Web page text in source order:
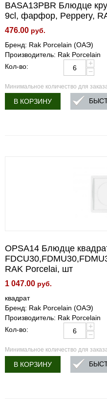
BASA13PBR Блюдце
9cl, фарфор, Peppery,
476.00 руб.
Бренд: Rak Porcelain (ОАЭ)
Производитель: Rak Porcelain
Кол-во:
+
−
Минимальное количество для
В КОРЗИНУ
OPSA14 Блюдце
RAK Porcelai, шт
1 047.00 руб.
квадрат
Бренд: Rak Porcelain (ОАЭ)
Производитель: Rak Porcelain
Кол-во:
+
−
Минимальное количество для
В КОРЗИНУ